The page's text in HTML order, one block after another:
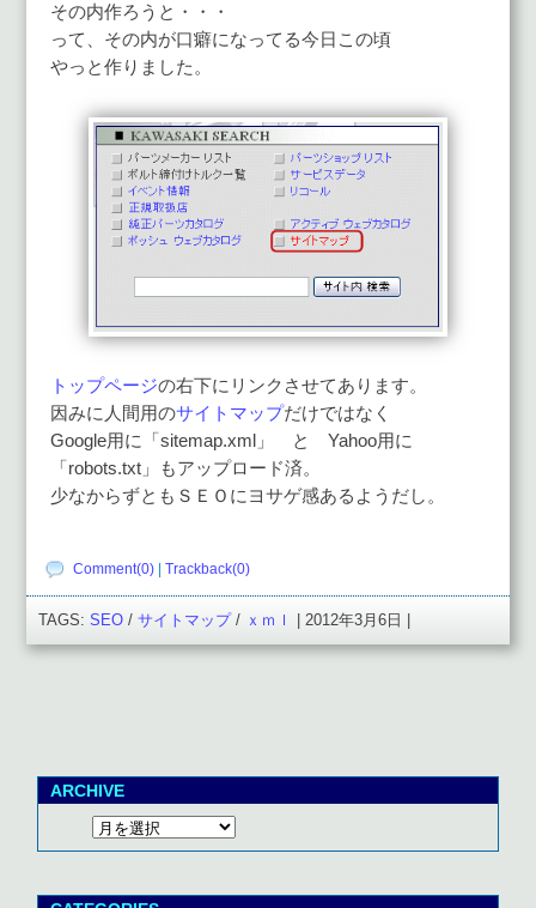
その内作ろうと・・・
って、その内が口癖になってる今日この頃
やっと作りました。
トップページの右下にリンクさせてあります。
因みに人間用のサイトマップだけではなく
Google用に「sitemap.xml」 と Yahoo用に
「robots.txt」もアップロード済。
少なからずともＳＥＯにヨサゲ感あるようだし。
Comment(0) Trackback(0)
TAGS: SEO / サイトマップ/ ｘｍｌ | 2012年3月6日 |
ARCHIVE